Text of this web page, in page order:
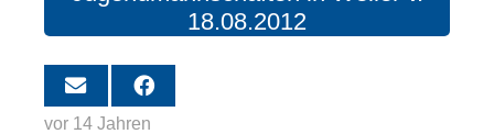
18.08.2012
vor 14 Jahren